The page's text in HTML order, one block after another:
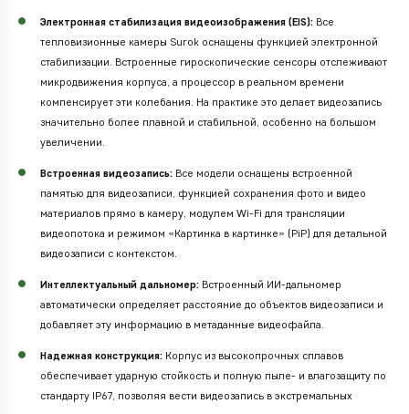
Электронная стабилизация видеоизображения (EIS): Все
тепловизионные камеры Surok оснащены функцией электронной
стабилизации. Встроенные гироскопические сенсоры отслеживают
микродвижения корпуса, а процессор в реальном времени
компенсирует эти колебания. На практике это делает видеозапись
значительно более плавной и стабильной, особенно на большом
увеличении.
Встроенная видеозапись: Все модели оснащены встроенной
памятью для видеозаписи, функцией сохранения фото и видео
материалов прямо в камеру, модулем Wi-Fi для трансляции
видеопотока и режимом «Картинка в картинке» (PiP) для детальной
видеозаписи с контекстом.
Интеллектуальный дальномер: Встроенный ИИ-дальномер
автоматически определяет расстояние до объектов видеозаписи и
добавляет эту информацию в метаданные видеофайла.
Надежная конструкция: Корпус из высокопрочных сплавов
обеспечивает ударную стойкость и полную пыле- и влагозащиту по
стандарту IP67, позволяя вести видеозапись в экстремальных